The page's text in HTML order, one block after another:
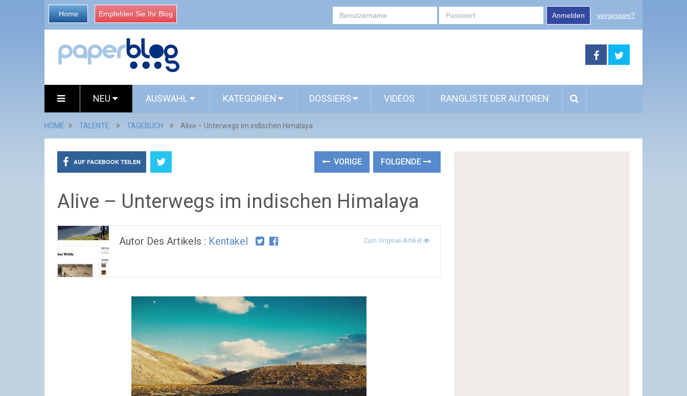
Home Empfehlen Sie Ihr Blog Anmelden vergessen?
NEU AUSWAHL KATEGORIEN DOSSIERS VIDEOS RANGLISTE DER AUTOREN
HOME TALENTE TAGEBUCH Alive – Unterwegs im indischen Himalaya
AUF FACEBOOK TEILEN VORIGE FOLGENDE
Alive – Unterwegs im indischen Himalaya
Autor Des Artikels : Kentakel Zum Original-Artikel